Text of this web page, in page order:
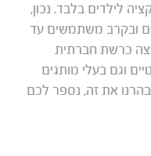
לילדים בלבד. נכון,
ובקרב משתמשים עד
כרשת חברתית
וגם בעלי מותגים
את זה, נספר לכם